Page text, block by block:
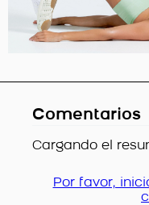
Comentarios
Cargando el
Por favor,